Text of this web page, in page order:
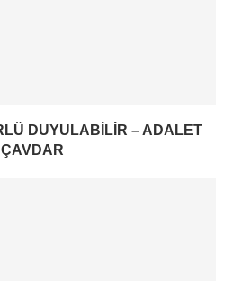
DUYULABILIR – ADALET
ÇAVDAR